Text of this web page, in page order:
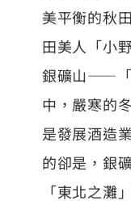
美平衡的秋
田美人「小
銀礦山——「
中，嚴寒的
是發展酒造
的卻是，銀
「東北之灘